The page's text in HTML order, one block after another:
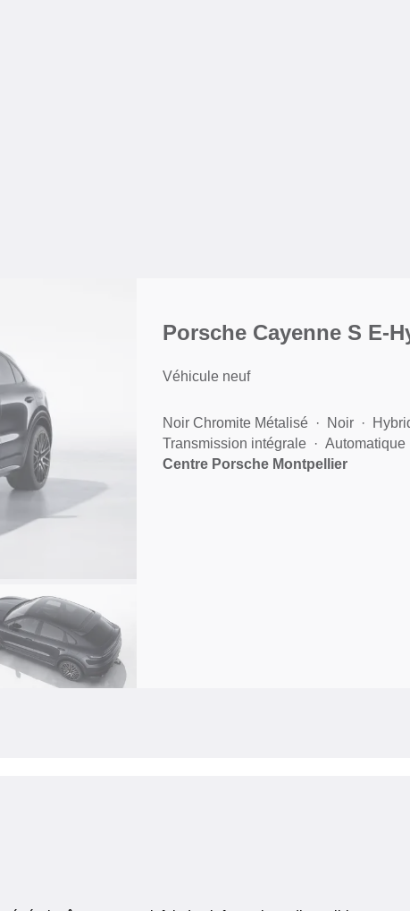
Porsche Cayenne S E-
Véhicule neuf
Noir Chromite Métalisé Noir
Transmission intégrale
Automatique
Centre Porsche Montpellier